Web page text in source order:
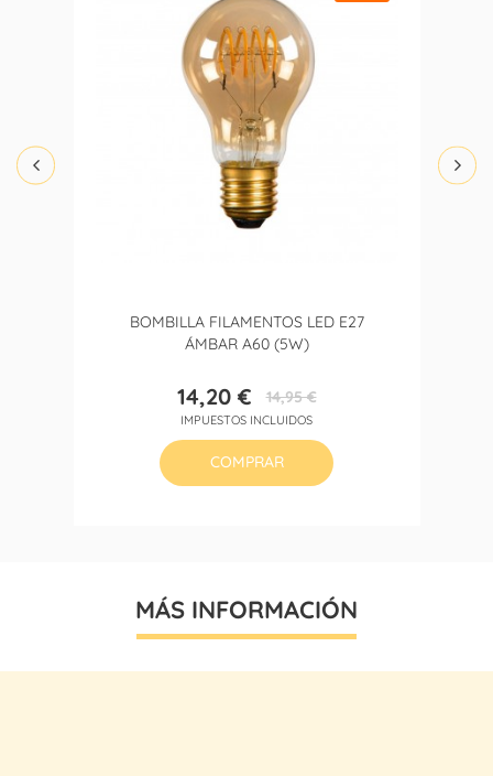
BOMBILLA FILAMENTOS LED E27
ÁMBAR A60 (5W)
Precio
14,20 €Precio
base
14,95 €
IMPUESTOS INCLUIDOS
COMPRAR
MÁS INFORMACIÓN